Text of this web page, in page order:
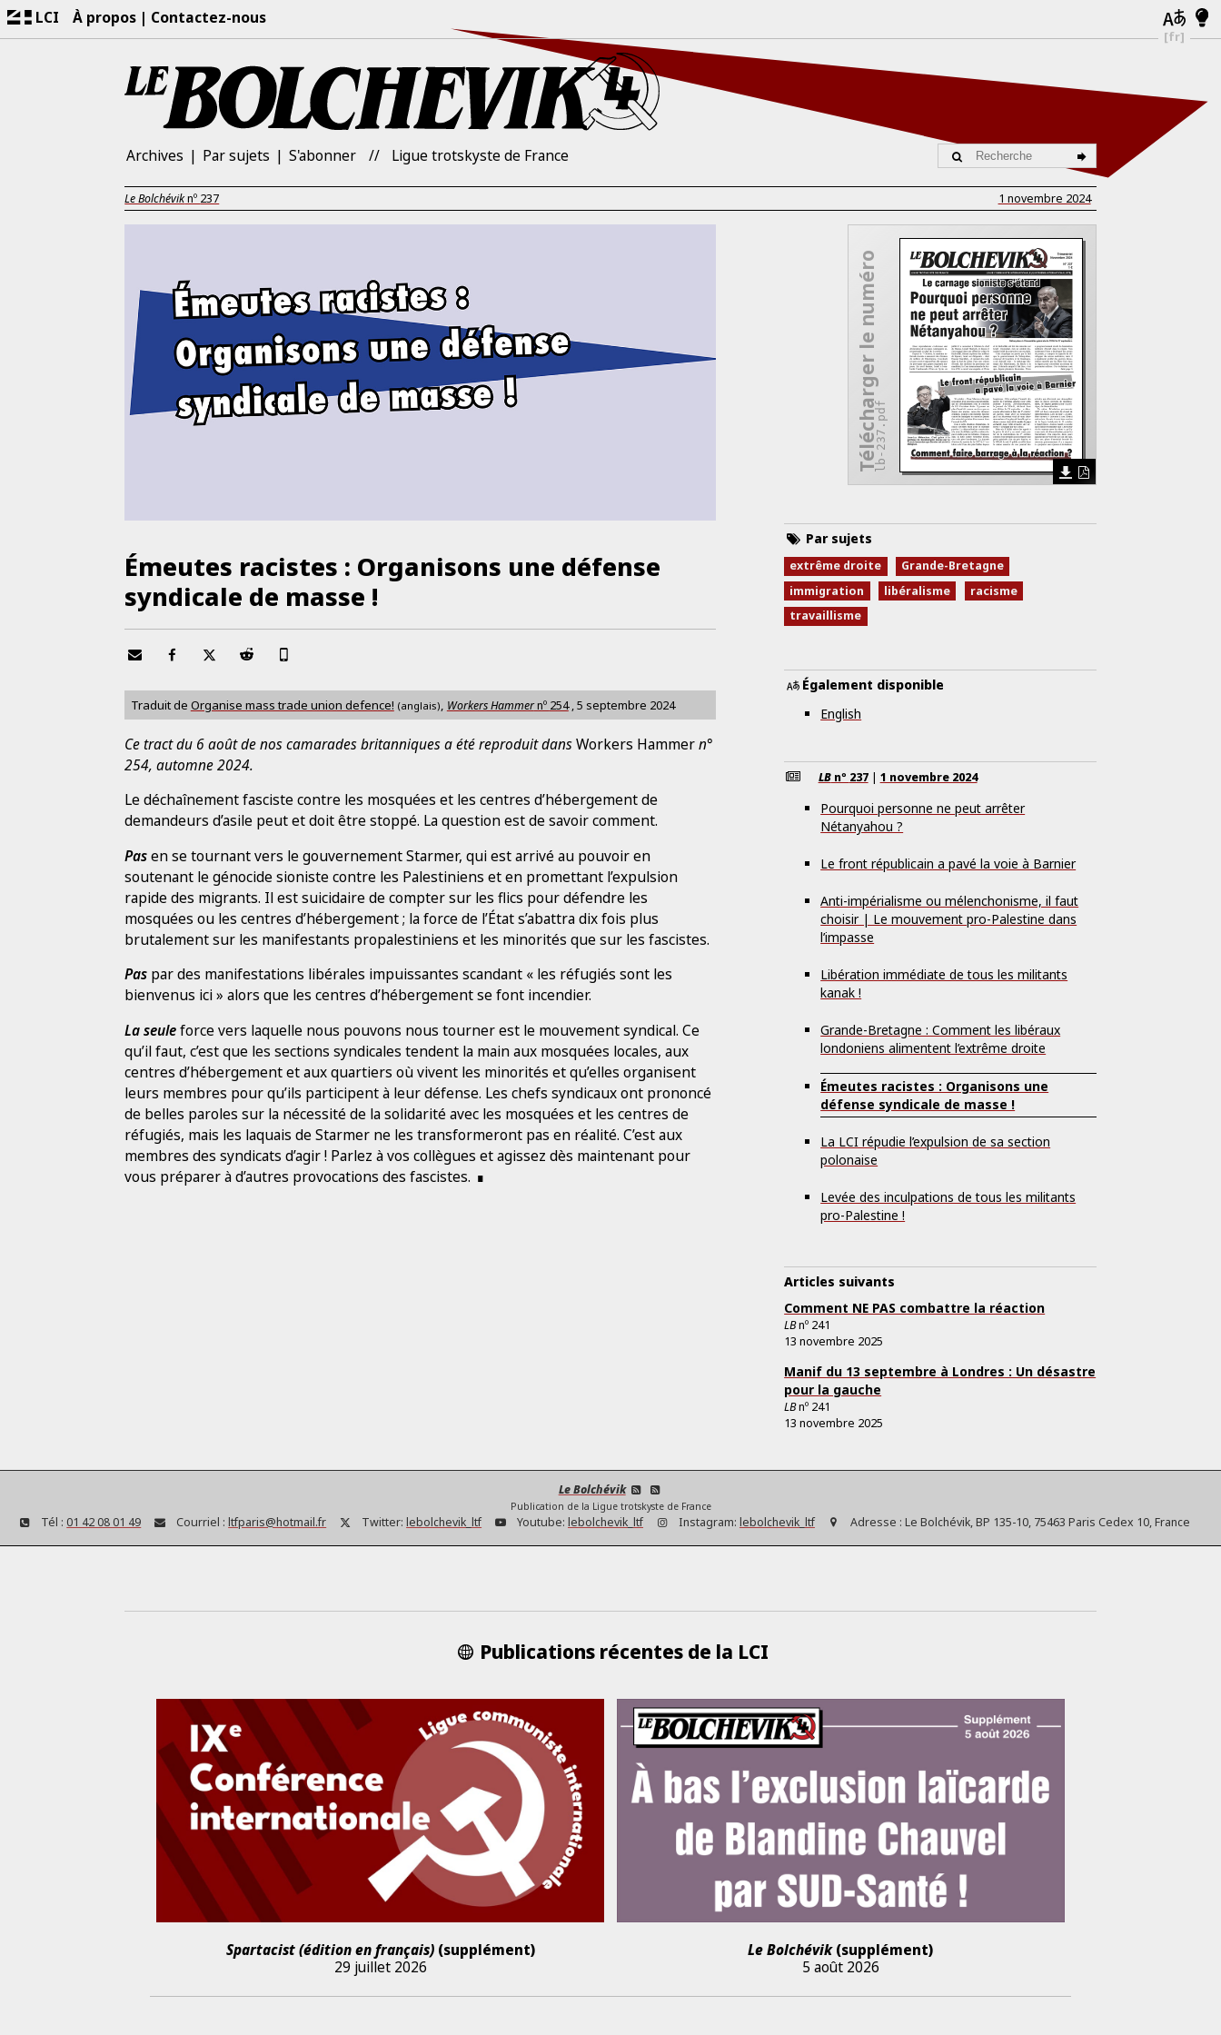
LCI À propos Contactez-nous
[fr]
Archives Par sujets S'abonner Ligue trotskyste de France
Le Bolchéviknº 237 1 novembre 2024
Émeutes racistes : Organisons une défense
syndicale de masse !
Traduit de Organise mass trade union defence! (anglais), Workers Hammernº 254 ,5 septembre 2024
Ce tract du 6 août de nos camarades britanniques a été reproduit dansWorkers Hammern°
254, automne 2024.
Le déchaînement fasciste contre les mosquées et les centres d’hébergement de
demandeurs d’asile peut et doit être stoppé. La question est de savoir comment.
Pasen se tournant vers le gouvernement Starmer, qui est arrivé au pouvoir en
soutenant le génocide sioniste contre les Palestiniens et en promettant l’expulsion
rapide des migrants. Il est suicidaire de compter sur les flics pour défendre les
mosquées ou les centres d’hébergement ; la force de l’État s’abattra dix fois plus
brutalement sur les manifestants propalestiniens et les minorités que sur les fascistes.
Pas par des manifestations libérales impuissantes scandant « les réfugiés sont les
bienvenus ici » alors que les centres d’hébergement se font incendier.
La seuleforce vers laquelle nous pouvons nous tourner est le mouvement syndical. Ce
qu’il faut, c’est que les sections syndicales tendent la main aux mosquées locales, aux
centres d’hébergement et aux quartiers où vivent les minorités et qu’elles organisent
leurs membres pour qu’ils participent à leur défense. Les chefs syndicaux ont prononcé
de belles paroles sur la nécessité de la solidarité avec les mosquées et les centres de
réfugiés, mais les laquais de Starmer ne les transformeront pas en réalité. C’est aux
membres des syndicats d’agir ! Parlez à vos collègues et agissez dès maintenant pour
vous préparer à d’autres provocations des fascistes.
Télécharger le numérolb-237.pdf
Par sujets
extrême droite
Grande-Bretagne
immigration
libéralisme
racisme
travaillisme
Également disponible
English
LBnº 237 | 1 novembre 2024
Pourquoi personne ne peut arrêter
Nétanyahou ?
Le front républicain a pavé la voie à Barnier
Anti-impérialisme ou mélenchonisme, il faut
choisir | Le mouvement pro-Palestine dans
l’impasse
Libération immédiate de tous les militants
kanak !
Grande-Bretagne : Comment les libéraux
londoniens alimentent l’extrême droite
Émeutes racistes : Organisons une
défense syndicale de masse !
La LCI répudie l’expulsion de sa section
polonaise
Levée des inculpations de tous les militants
pro-Palestine !
Articles suivants
Comment NE PAS combattre la réaction
LBnº 241
13 novembre 2025
Manif du 13 septembre à Londres : Un désastre
pour la gauche
LBnº 241
13 novembre 2025
Le Bolchévik
Publication de la Ligue trotskyste de France
Tél : 01 42 08 01 49 Courriel : ltfparis@hotmail.fr Twitter: lebolchevik_ltf Youtube: lebolchevik_ltf Instagram: lebolchevik_ltf Adresse : Le Bolchévik, BP 135-10, 75463 Paris Cedex 10, France
Publications récentes de la LCI
Spartacist (édition en français)(supplément)
29 juillet 2026
Le Bolchévik(supplément)
5 août 2026